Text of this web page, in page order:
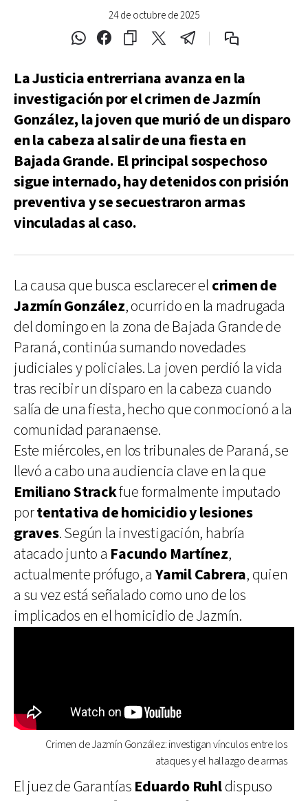
24 de octubre de 2025
La Justicia entrerriana avanza en la
investigación por el crimen de Jazmín
González, la joven que murió de un disparo
en la cabeza al salir de una fiesta en
Bajada Grande. El principal sospechoso
sigue internado, hay detenidos con prisión
preventiva y se secuestraron armas
vinculadas al caso.
La causa que busca esclarecer el crimen de
Jazmín González, ocurrido en la madrugada
del domingo en la zona de Bajada Grande de
Paraná, continúa sumando novedades
judiciales y policiales. La joven perdió la vida
tras recibir un disparo en la cabeza cuando
salía de una fiesta, hecho que conmocionó a la
comunidad paranaense.
Este miércoles, en los tribunales de Paraná, se
llevó a cabo una audiencia clave en la que
Emiliano Strackfue formalmente imputado
portentativa de homicidio y lesiones
graves. Según la investigación, habría
atacado junto a Facundo Martínez,
actualmente prófugo, aYamil Cabrera, quien
a su vez está señalado como uno de los
implicados en el homicidio de Jazmín.
Crimen de Jazmín González: investigan vínculos entre los
ataques y el hallazgo de armas
El juez de Garantías Eduardo Ruhldispuso